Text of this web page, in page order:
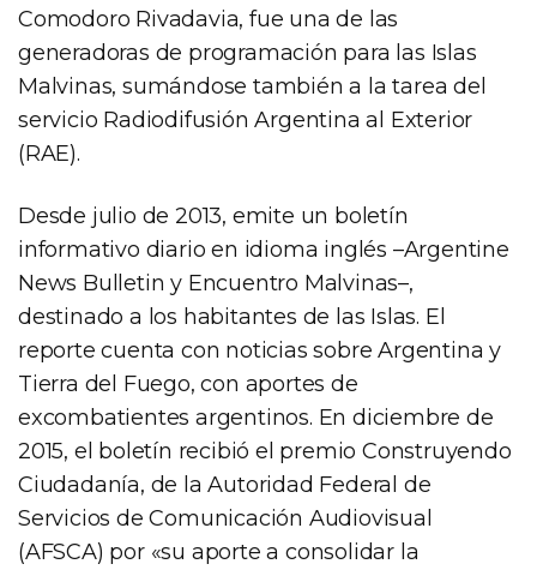
Comodoro Rivadavia, fue una de las
generadoras de programación para las Islas
Malvinas, sumándose también a la tarea del
servicio Radiodifusión Argentina al Exterior
(RAE).
Desde julio de 2013, emite un boletín
informativo diario en idioma inglés –Argentine
News Bulletin y Encuentro Malvinas–,
destinado a los habitantes de las Islas. El
reporte cuenta con noticias sobre Argentina y
Tierra del Fuego, con aportes de
excombatientes argentinos. En diciembre de
2015, el boletín recibió el premio Construyendo
Ciudadanía, de la Autoridad Federal de
Servicios de Comunicación Audiovisual
(AFSCA) por «su aporte a consolidar la